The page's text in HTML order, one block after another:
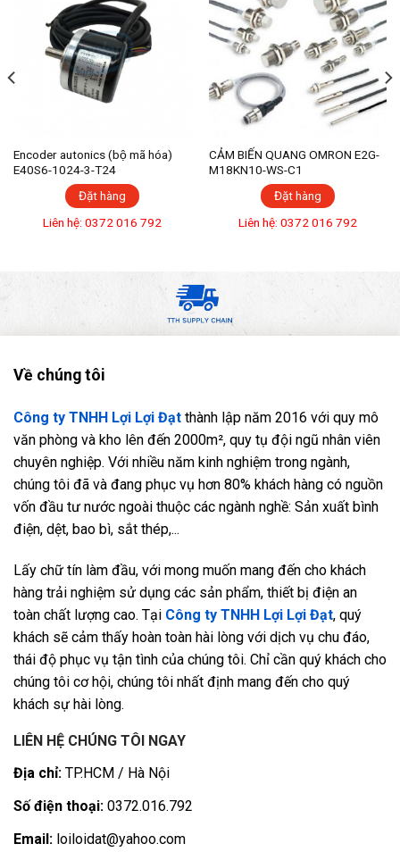
Encoder autonics (bộ mã hóa)
E40S6-1024-3-T24
Đặt hàng
Liên hệ: 0372 016 792
CẢM BIẾN QUANG OMRON E2G-
M18KN10-WS-C1
Đặt hàng
Liên hệ: 0372 016 792
Về chúng tôi
Công ty TNHH Lợi Lợi Đạt thành lập năm 2016 với quy mô
văn phòng và kho lên đến 2000m², quy tụ đội ngũ nhân viên
chuyên nghiệp. Với nhiều năm kinh nghiệm trong ngành,
chúng tôi đã và đang phục vụ hơn 80% khách hàng có nguồn
vốn đầu tư nước ngoài thuộc các ngành nghề: Sản xuất bình
điện, dệt, bao bì, sắt thép,...
Lấy chữ tín làm đầu, với mong muốn mang đến cho khách
hàng trải nghiệm sử dụng các sản phẩm, thiết bị điện an
toàn chất lượng cao. Tại Công ty TNHH Lợi Lợi Đạt, quý
khách sẽ cảm thấy hoàn toàn hài lòng với dịch vụ chu đáo,
thái độ phục vụ tận tình của chúng tôi. Chỉ cần quý khách cho
chúng tôi cơ hội, chúng tôi nhất định mang đến cho quý
khách sự hài lòng.
LIÊN HỆ CHÚNG TÔI NGAY
Địa chỉ: TP.HCM / Hà Nội
Số điện thoại: 0372.016.792
Email: loiloidat@yahoo.com